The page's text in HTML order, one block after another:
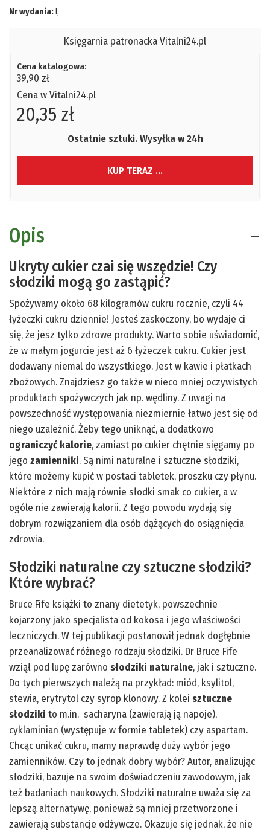
Nr wydania:I;
Księgarnia patronacka Vitalni24.pl
Cena katalogowa:
39,90 zł
Cena w Vitalni24.pl
20,35 zł
Ostatnie sztuki. Wysyłka w 24h
KUP TERAZ ...
Opis
Ukryty cukier czai się wszędzie! Czy
słodziki mogą go zastąpić?
Spożywamy około 68 kilogramów cukru rocznie, czyli 44
łyżeczki cukru dziennie! Jesteś zaskoczony, bo wydaje ci
się, że jesz tylko zdrowe produkty. Warto sobie uświadomić,
że w małym jogurcie jest aż 6 łyżeczek cukru. Cukier jest
dodawany niemal do wszystkiego. Jest w kawie i płatkach
zbożowych. Znajdziesz go także w nieco mniej oczywistych
produktach spożywczych jak np. wędliny. Z uwagi na
powszechność występowania niezmiernie łatwo jest się od
niego uzależnić. Żeby tego uniknąć, a dodatkowo
ograniczyć kalorie, zamiast po cukier chętnie sięgamy po
jego zamienniki. Są nimi naturalne i sztuczne słodziki,
które możemy kupić w postaci tabletek, proszku czy płynu.
Niektóre z nich mają równie słodki smak co cukier, a w
ogóle nie zawierają kalorii. Z tego powodu wydają się
dobrym rozwiązaniem dla osób dążących do osiągnięcia
zdrowia.
Słodziki naturalne czy sztuczne słodziki?
Które wybrać?
Bruce Fife książki to znany dietetyk, powszechnie
kojarzony jako specjalista od kokosa i jego właściwości
leczniczych. W tej publikacji postanowił jednak dogłębnie
przeanalizować różnego rodzaju słodziki. Dr Bruce Fife
wziął pod lupę zarówno słodziki naturalne, jak i sztuczne.
Do tych pierwszych należą na przykład: miód, ksylitol,
stewia, erytrytol czy syrop klonowy. Z kolei sztuczne
słodziki to m.in. sacharyna (zawierają ją napoje),
cyklaminian (występuje w formie tabletek) czy aspartam.
Chcąc unikać cukru, mamy naprawdę duży wybór jego
zamienników. Czy to jednak dobry wybór? Autor, analizując
słodziki, bazuje na swoim doświadczeniu zawodowym, jak
też badaniach naukowych. Słodziki naturalne uważa się za
lepszą alternatywę, ponieważ są mniej przetworzone i
zawierają substancje odżywcze. Okazuje się jednak, że nie